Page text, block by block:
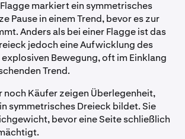
markiert ein symmetrisches
Pause in einem Trend, bevor es zur
Anders als bei einer Flagge ist das
jedoch eine Aufwicklung des
explosiven Bewegung, oft im Einklang
Trend.
noch Käufer zeigen Überlegenheit,
symmetrisches Dreieck bildet. Sie
bevor eine Seite schließlich